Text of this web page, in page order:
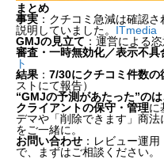
まとめ
事実 ：クチコミ急減は確認
説明していました。 ITmedia
GMJの見立て ：運営による
審査・一時無効化／表示不具
ト
結果 ： 7/30にクチコミ件数の
ストにて報告）
“GMJの予測があたった”の
クライアントの保守・管理に
デマや「削除できます」商
をご一緒に。
お問い合わせ ：レビュー運
で、まずはご相談ください。